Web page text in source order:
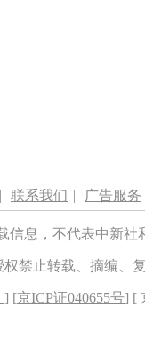
| 联系我们 | 广告服务
信息，不代表中新
权禁止转载、摘编、
] [京ICP证040655号] [